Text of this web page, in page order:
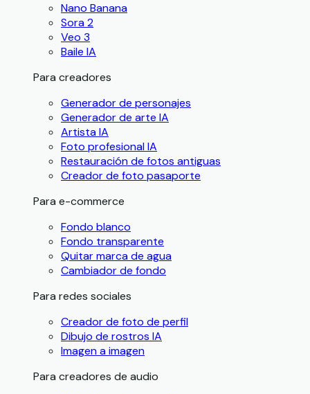
Nano Banana
Sora 2
Veo 3
Baile IA
Para creadores
Generador de personajes
Generador de arte IA
Artista IA
Foto profesional IA
Restauración de fotos antiguas
Creador de foto pasaporte
Para e-commerce
Fondo blanco
Fondo transparente
Quitar marca de agua
Cambiador de fondo
Para redes sociales
Creador de foto de perfil
Dibujo de rostros IA
Imagen a imagen
Para creadores de audio